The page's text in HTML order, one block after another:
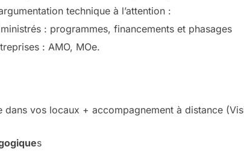
technique à l’attention :
: programmes, financements et phasages
: AMO, MOe.
dans vos locaux + accompagnement à distance
s